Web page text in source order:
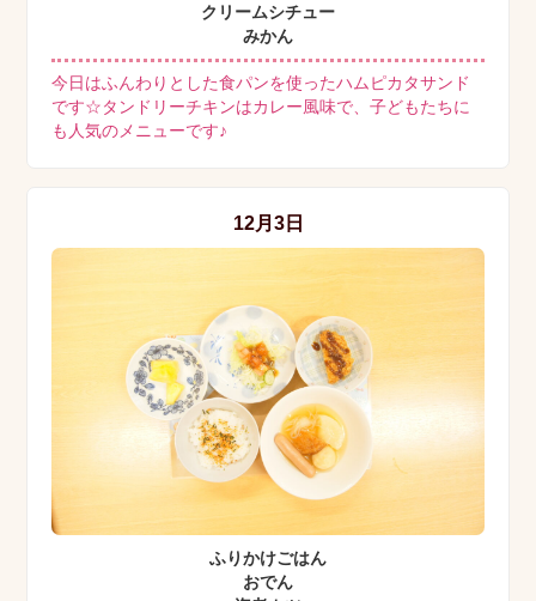
クリームシチュー
みかん
今日はふんわりとした食パンを使ったハムピカタサンド
です☆タンドリーチキンはカレー風味で、子どもたちに
も人気のメニューです♪
12月3日
ふりかけごはん
おでん